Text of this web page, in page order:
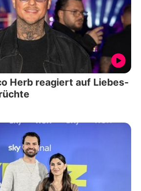
Herb reagiert auf Liebes-